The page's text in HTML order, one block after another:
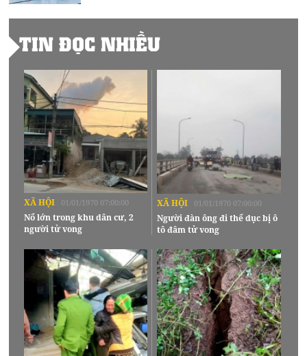
TIN ĐỌC NHIỀU
XÃ HỘI 01/01/1970 07:00:00
Nổ lớn trong khu dân cư, 2
người tử vong
XÃ HỘI 01/01/1970 07:00:00
Người đàn ông đi thể dục bị ô
tô đâm tử vong